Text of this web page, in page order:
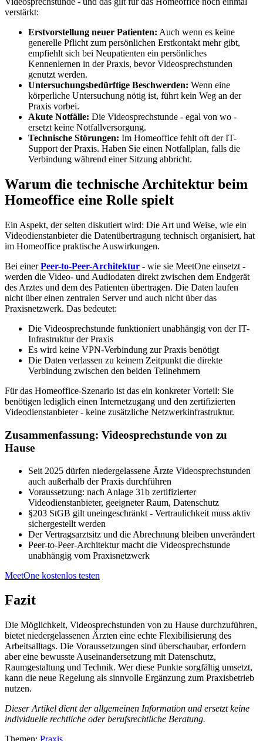
verstärkt:
Erstvorstellung neuer Patienten: Auch wenn es keine
generelle Pflicht zum persönlichen Erstkontakt mehr gibt,
empfiehlt sich bei Neupatienten ein persönliches
Kennenlernen in der Praxis, bevor Videosprechstunden
genutzt werden.
Untersuchungsbedürftige Beschwerden: Wenn eine
körperliche Untersuchung nötig ist, führt kein Weg an der
Praxis vorbei.
Akute Notfälle: Die Videosprechstunde - egal von wo -
ersetzt keine Notfallversorgung.
Technische Störungen: Im Homeoffice fehlt oft der IT-
Support der Praxis. Haben Sie einen Notfallplan, falls die
Verbindung während einer Sitzung abbricht.
Warum die technische Architektur beim
Homeoffice eine Rolle spielt
Ein Aspekt, der selten diskutiert wird: Die Art und Weise, wie ein
Videodienstanbieter die Datenübertragung technisch organisiert, hat
im Homeoffice praktische Auswirkungen.
Bei einerPeer-to-Peer-Architektur - wie sie MeetOne einsetzt -
werden die Video- und Audiodaten direkt zwischen dem Endgerät
des Arztes und dem des Patienten übertragen. Die Daten laufen
nicht über einen zentralen Server und auch nicht über das
Praxisnetzwerk. Das bedeutet:
Die Videosprechstunde funktioniert unabhängig von der IT-
Infrastruktur der Praxis
Es wird keine VPN-Verbindung zur Praxis benötigt
Die Daten verlassen zu keinem Zeitpunkt die direkte
Verbindung zwischen den beiden Teilnehmern
Für das Homeoffice-Szenario ist das ein konkreter Vorteil: Sie
benötigen lediglich einen Internetzugang und den zertifizierten
Videodienstanbieter - keine zusätzliche Netzwerkinfrastruktur.
Zusammenfassung: Videosprechstunde von zu
Hause
Seit 2025 dürfen niedergelassene Ärzte Videosprechstunden
auch außerhalb der Praxis durchführen
Voraussetzung: nach Anlage 31b zertifizierter
Videodienstanbieter, geeigneter Raum, Datenschutz
§203 StGB gilt uneingeschränkt - Vertraulichkeit muss aktiv
sichergestellt werden
Der Vertragsarztsitz und die Abrechnung bleiben unverändert
Peer-to-Peer-Architektur macht die Videosprechstunde
unabhängig vom Praxisnetzwerk
MeetOne kostenlos testen
Fazit
Die Möglichkeit, Videosprechstunden von zu Hause durchzuführen,
bietet niedergelassenen Ärzten eine echte Flexibilisierung des
Arbeitsalltags. Die Voraussetzungen sind überschaubar, erfordern
aber eine bewusste Auseinandersetzung mit Datenschutz,
Raumgestaltung und Technik. Wer diese Punkte sorgfältig umsetzt,
kann die neue Regelung als sinnvolle Ergänzung zum Praxisbetrieb
nutzen.
Dieser Artikel dient der allgemeinen Information und ersetzt keine
individuelle rechtliche oder berufsrechtliche Beratung.